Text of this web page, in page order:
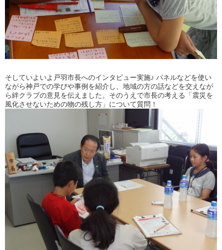
そしていよいよ戸羽市長へのインタビュー実施♪ パネルなどを使い
ながら神戸での学びや事例を紹介し、地域の方の話などを交えなが
ら絆クラブの意見を伝えました。そのうえで市長の考える「震災を
風化させないための物の残し方」について質問！